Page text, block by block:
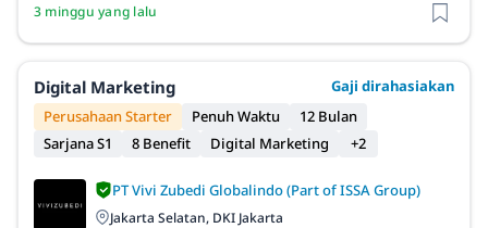
3 minggu yang lalu
Digital Marketing
Gaji dirahasiakan
Perusahaan Starter
Penuh Waktu
12 Bulan
Sarjana S1
8 Benefit Digital Marketing +2
PT Vivi Zubedi Globalindo (Part of ISSA Group)
Jakarta Selatan, DKI Jakarta